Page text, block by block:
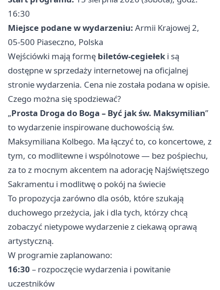
16:30
Miejsce podane w wydarzeniu: Armii Krajowej 2,
05-500 Piaseczno, Polska
Wejściówki mają formę biletów-cegiełek i są
dostępne w sprzedaży internetowej na oficjalnej
stronie wydarzenia. Cena nie została podana w opisie.
Czego można się spodziewać?
„Prosta Droga do Boga – Być jak św. Maksymilian”
to wydarzenie inspirowane duchowością św.
Maksymiliana Kolbego. Ma łączyć to, co koncertowe, z
tym, co modlitewne i wspólnotowe — bez pośpiechu,
za to z mocnym akcentem na adorację Najświętszego
Sakramentu i modlitwę o pokój na świecie
To propozycja zarówno dla osób, które szukają
duchowego przeżycia, jak i dla tych, którzy chcą
zobaczyć nietypowe wydarzenie z ciekawą oprawą
artystyczną.
W programie zaplanowano:
16:30 – rozpoczęcie wydarzenia i powitanie
uczestników